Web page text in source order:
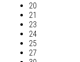
20
21
23
24
25
27